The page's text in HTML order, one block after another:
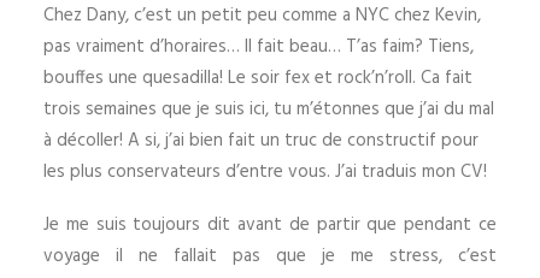
Chez Dany, c’est un petit peu comme a NYC chez Kevin,
pas vraiment d’horaires… Il fait beau… T’as faim? Tiens,
bouffes une quesadilla! Le soir fex et rock’n’roll. Ca fait
trois semaines que je suis ici, tu m’étonnes que j’ai du mal
à décoller! A si, j’ai bien fait un truc de constructif pour
les plus conservateurs d’entre vous. J’ai traduis mon CV!
Je me suis toujours dit avant de partir que pendant ce
voyage il ne fallait pas que je me stress, c’est